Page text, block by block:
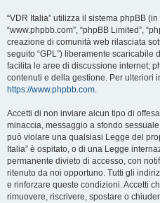
“VDR Italia” utilizza il sistema phpBB (in
“www.phpbb.com”, “phpBB Limited”,
creazione di comunità web rilasciata
seguito “GPL”) liberamente scaricabile
facilita le aree di discussione internet;
contenuti e della gestione. Per ulteriori
https://www.phpbb.com.
Accetti di non inviare alcun tipo di
minaccia, messaggio a sfondo
può violare una qualsiasi Legge del
Italia” è ospitato, o di una Legge
permanente divieto di accesso, con
ritenuto da noi opportuno. Tutti gli
e rinforzare queste condizioni. Accetti
rimuovere, riscrivere, spostare o